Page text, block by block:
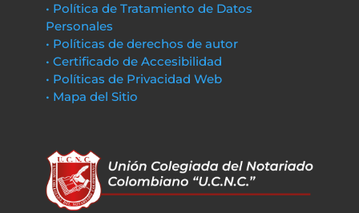
• Política de Tratamiento de Datos
Personales
• Políticas de derechos de autor
• Certificado de Accesibilidad
• Políticas de Privacidad Web
• Mapa del Sitio